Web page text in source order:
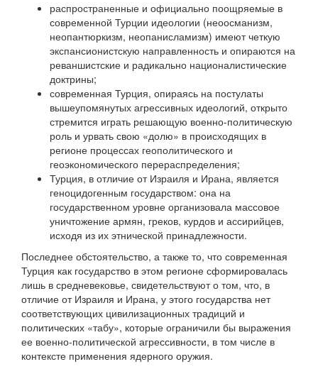
распространенные и официально поощряемые в
современной Турции идеологии (неоосманизм,
неопантюркизм, неопанисламизм) имеют четкую
экспансионистскую направленность и опираются на
реваншистские и радикально националистические
доктрины;
современная Турция, опираясь на постулаты
вышеупомянутых агрессивных идеологий, открыто
стремится играть решающую военно-политическую
роль и урвать свою «долю» в происходящих в
регионе процессах геополитического и
геоэкономического перераспределения;
Турция, в отличие от Израиля и Ирана, является
геноцидогенным государством: она на
государственном уровне организовала массовое
уничтожение армян, греков, курдов и ассирийцев,
исходя из их этнической принадлежности.
Последнее обстоятельство, а также то, что современная
Турция как государство в этом регионе сформировалась
лишь в средневековье, свидетельствуют о том, что, в
отличие от Израиля и Ирана, у этого государства нет
соответствующих цивилизационных традиций и
политических «табу», которые ограничили бы выражения
ее военно-политической агрессивности, в том числе в
контексте применения ядерного оружия.